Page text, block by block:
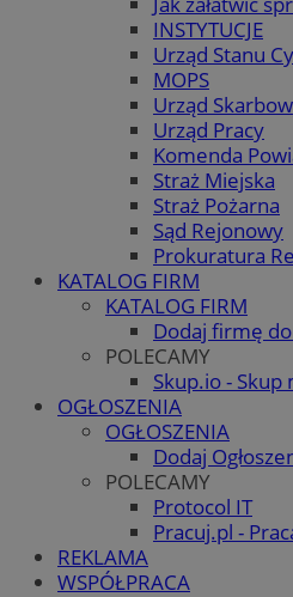
INSTYTUCJE
Urząd Stanu
MOPS
Urząd
Urząd Pracy
Komenda
Straż Miejska
Straż Pożarna
Sąd Rejonowy
Prokuratura
KATALOG FIRM
KATALOG FIRM
Dodaj firmę
POLECAMY
Skup.io - Skup
OGŁOSZENIA
OGŁOSZENIA
Dodaj
POLECAMY
Protocol IT
Pracuj.pl -
REKLAMA
WSPÓŁPRACA